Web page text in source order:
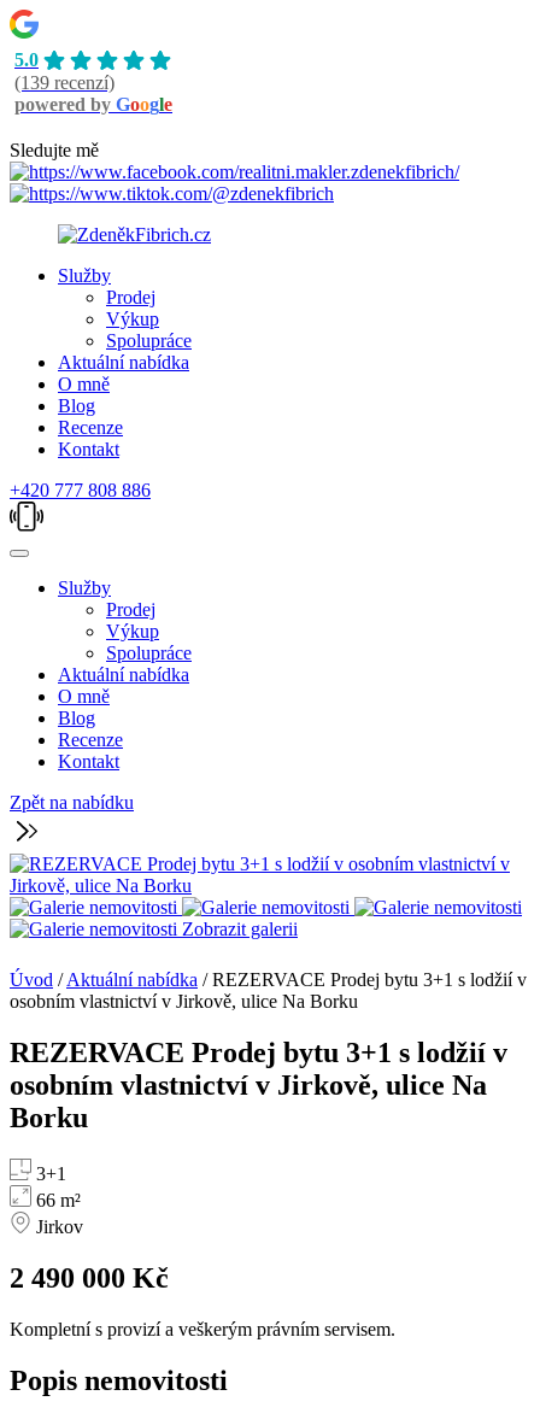
5.0
(139 recenzí)
powered by Google
Sledujte mě
Služby
Prodej
Výkup
Spolupráce
Aktuální nabídka
O mně
Blog
Recenze
Kontakt
+420 777 808 886
Služby
Prodej
Výkup
Spolupráce
Aktuální nabídka
O mně
Blog
Recenze
Kontakt
Zpět na nabídku
Zobrazit galerii
Úvod / Aktuální nabídka / REZERVACE Prodej bytu 3+1 s lodžií v
osobním vlastnictví v Jirkově, ulice Na Borku
REZERVACE Prodej bytu 3+1 s lodžií v
osobním vlastnictví v Jirkově, ulice Na
Borku
3+1
66 m²
Jirkov
2 490 000 Kč
Kompletní s provizí a veškerým právním servisem.
Popis nemovitosti